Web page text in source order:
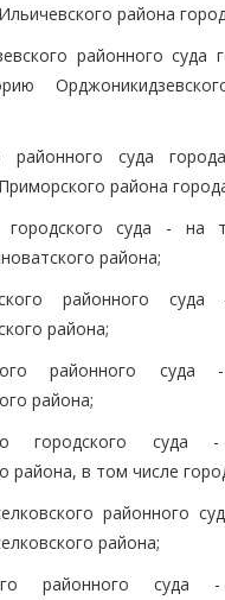
района
районного суда
районного суда
района
городского суда - на
района;
районного
района;
районного
района;
городского
района, в том числе
районного
района;
районного